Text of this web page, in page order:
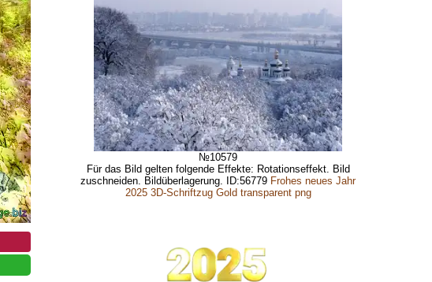
№10579
Für das Bild gelten folgende Effekte: Rotationseffekt. Bild
zuschneiden. Bildüberlagerung. ID:56779 Frohes neues Jahr
2025 3D-Schriftzug Gold transparent png